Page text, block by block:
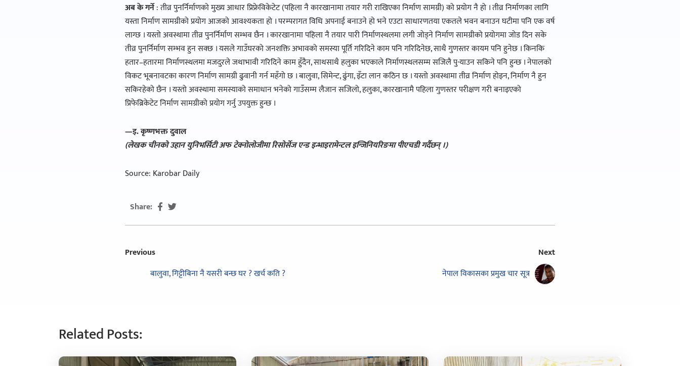
अब के गर्ने: तीव्र पुनर्निर्माणको मुख्य आधार प्रिफ्रेविकेटेट (पहिला नै कारखानामा तयार गरी राखिएका निर्माण सामग्री) को प्रयोग नै हो । तीव्र निर्माणका लागि
यस्ता निर्माण सामग्रीको प्रयोग आजको आवश्यकता हो । परम्परागत विधि अपनाई बनाउने हो भने एउटा साधारणतया एकतले भवन बनाउन घटीमा पनि एक वर्ष
लाग्छ । यस्तो अवस्थामा तीव्र पुनर्निर्माण सम्भव छैन । कारखानामा पहिला नै तयार पारी निर्माणस्थलमा लगी जोड्ने निर्माण सामग्रीको प्रयोगमा जोड दिन सके
तीव्र पुनर्निर्माण सम्भव हुन सक्छ । यसले गाउँघरको जनशक्ति अभावको समस्या पूर्ति गरिदिने काम पनि गरिदिनेछ, साथै गुणस्तर कायम पनि हुनेछ । किनकि
हतार–हतारमा निर्माणस्थलमा मजदुरले जथाभावी गरिदिने काम हुँदैन, साथसाथै हलुका भएकाले निर्माणस्थलसम्म सजिलै पु-याउन सकिने पनि हुन्छ । नेपालको
विकट भूबनावटका कारण निर्माण सामग्री ढुवानी गर्न महँगो छ । बालुवा, सिमेन्ट, ढुंगा, इँटा लान कठिन छ । यस्तो अवस्थामा तीव्र निर्माण होइन, निर्माण नै हुन
सकिरहेको छैन । यस्तो अवस्थामा समस्याको समाधान भनेको गाउँसम्म लैजान सजिलो, हलुका, कारखानामै पहिला गुणस्तर परीक्षण गरी बनाइएको
प्रिफेब्रिकेटेट निर्माण सामग्रीको प्रयोग गर्नु उपयुक्त हुन्छ ।
—इ. कृष्णभक्त दुवाल
(लेखक चीनको उहान युनिभर्सिटी अफ टेक्नोलोजीमा रिसोर्सेज एन्ड इन्भाइरामेन्टल इन्जिनियरिङमा पीएचडी गर्दैछन् ।)
Source: Karobar Daily
Share:
Previous
बालुवा, गिट्टीबिना नै यसरी बन्छ घर ? खर्च कति ?
Next
नेपाल विकासका प्रमुख चार सूत्र
Related Posts: